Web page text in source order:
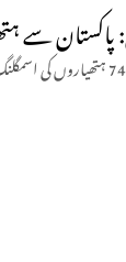
سے
افغان وزارتِ دفاع کی جانب